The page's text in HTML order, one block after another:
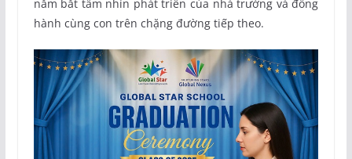
nắm bắt tầm nhìn phát triển của nhà trường và đồng
hành cùng con trên chặng đường tiếp theo.